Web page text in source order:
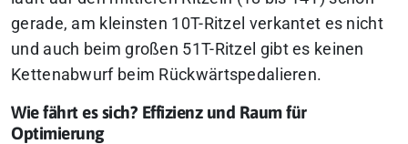
gerade, am kleinsten 10T-Ritzel verkantet es nicht
und auch beim großen 51T-Ritzel gibt es keinen
Kettenabwurf beim Rückwärtspedalieren.
Wie fährt es sich? Effizienz und Raum für
Optimierung